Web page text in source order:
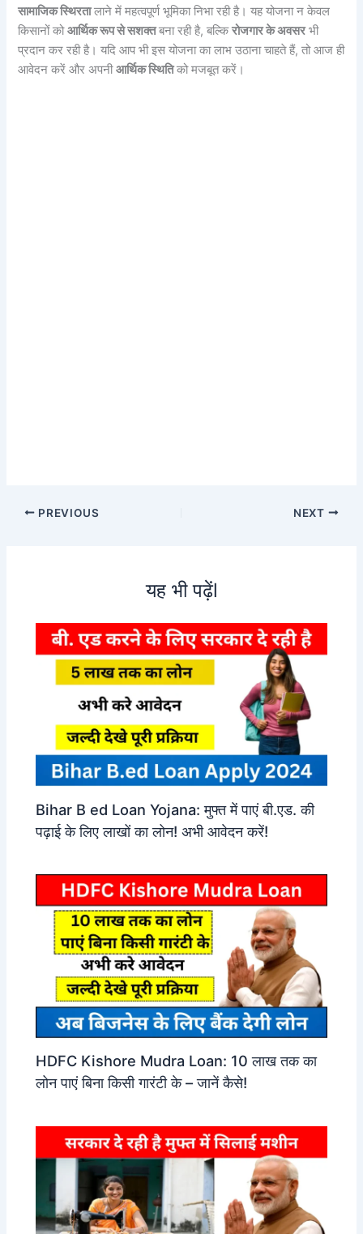
सामाजिक स्थिरतालाने में महत्वपूर्ण भूमिका निभा रही है। यह योजना न केवल
किसानों कोआर्थिक रूप से सशक्तबना रही है, बल्किरोजगार के अवसरभी
प्रदान कर रही है। यदि आप भी इस योजना का लाभ उठाना चाहते हैं, तो आज ही
आवेदन करें और अपनीआर्थिक स्थितिको मजबूत करें।
PREVIOUS NEXT
यह भी पढ़ेंl
Bihar B ed Loan Yojana: मुफ्त में पाएं बी.एड. की
पढ़ाई के लिए लाखों का लोन! अभी आवेदन करें!
HDFC Kishore Mudra Loan: 10 लाख तक का
लोन पाएं बिना किसी गारंटी के – जानें कैसे!